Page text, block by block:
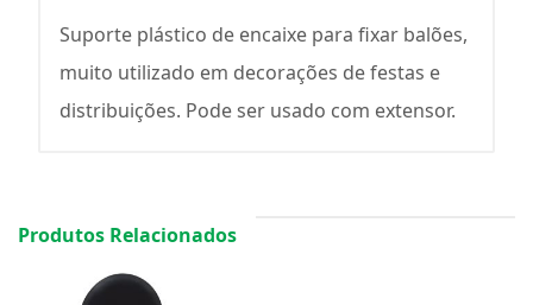
Suporte plástico de encaixe para fixar balões,
muito utilizado em decorações de festas e
distribuições. Pode ser usado com extensor.
Produtos Relacionados